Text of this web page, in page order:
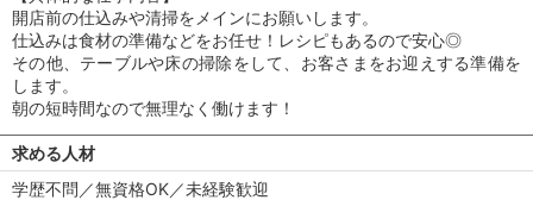
開店前の仕込みや清掃をメインにお願いします。
仕込みは食材の準備などをお任せ！レシピもあるので安心◎
その他、テーブルや床の掃除をして、お客さまをお迎えする準備を
します。
朝の短時間なので無理なく働けます！
求める人材
学歴不問／無資格OK／未経験歓迎